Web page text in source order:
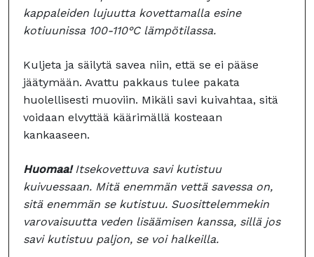
kappaleiden lujuutta kovettamalla esine
kotiuunissa 100-110°C lämpötilassa.
Kuljeta ja säilytä savea niin, että se ei pääse
jäätymään. Avattu pakkaus tulee pakata
huolellisesti muoviin. Mikäli savi kuivahtaa, sitä
voidaan elvyttää käärimällä kosteaan
kankaaseen.
Huomaa!Itsekovettuva savi kutistuu
kuivuessaan. Mitä enemmän vettä savessa on,
sitä enemmän se kutistuu. Suosittelemmekin
varovaisuutta veden lisäämisen kanssa, sillä jos
savi kutistuu paljon, se voi halkeilla.